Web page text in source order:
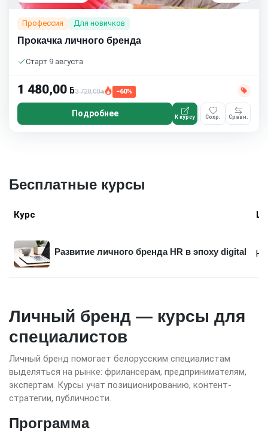
Профессия Для новичков
Прокачка личного бренда
Старт 9 августа
1 480,00 ƃ3 720,00ƃ −60%
Подробнее К курсу Сохр. Сравн.
Бесплатные курсы
Курс
Развитие личного бренда HR в эпоху digital
Личный бренд — курсы для
специалистов
Личный бренд помогает белорусским специалистам
выделяться на рынке: фрилансерам, предпринимателям,
экспертам. Курсы учат позиционированию, контент-
стратегии, публичности.
Программа